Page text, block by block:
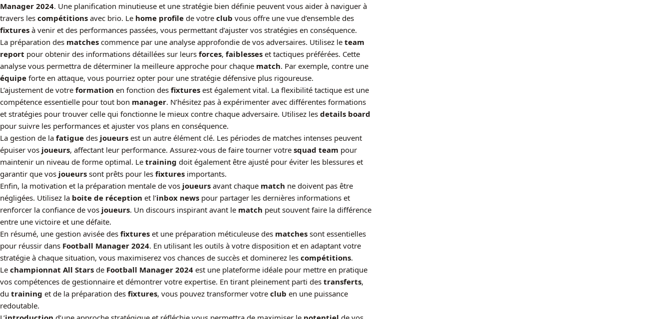
Manager 2024. Une planification minutieuse et une stratégie bien définie peuvent vous aider à naviguer à
travers les compétitions avec brio. Le home profile de votre club vous offre une vue d’ensemble des
fixtures à venir et des performances passées, vous permettant d’ajuster vos stratégies en conséquence.
La préparation des matches commence par une analyse approfondie de vos adversaires. Utilisez le team
report pour obtenir des informations détaillées sur leurs forces, faiblesses et tactiques préférées. Cette
analyse vous permettra de déterminer la meilleure approche pour chaque match. Par exemple, contre une
équipe forte en attaque, vous pourriez opter pour une stratégie défensive plus rigoureuse.
L’ajustement de votre formation en fonction des fixtures est également vital. La flexibilité tactique est une
compétence essentielle pour tout bon manager. N’hésitez pas à expérimenter avec différentes formations
et stratégies pour trouver celle qui fonctionne le mieux contre chaque adversaire. Utilisez les details board
pour suivre les performances et ajuster vos plans en conséquence.
La gestion de la fatigue des joueurs est un autre élément clé. Les périodes de matches intenses peuvent
épuiser vos joueurs, affectant leur performance. Assurez-vous de faire tourner votre squad team pour
maintenir un niveau de forme optimal. Le training doit également être ajusté pour éviter les blessures et
garantir que vos joueurs sont prêts pour les fixtures importants.
Enfin, la motivation et la préparation mentale de vos joueurs avant chaque match ne doivent pas être
négligées. Utilisez la boite de réception et l’inbox news pour partager les dernières informations et
renforcer la confiance de vos joueurs. Un discours inspirant avant le match peut souvent faire la différence
entre une victoire et une défaite.
En résumé, une gestion avisée des fixtures et une préparation méticuleuse des matches sont essentielles
pour réussir dans Football Manager 2024. En utilisant les outils à votre disposition et en adaptant votre
stratégie à chaque situation, vous maximiserez vos chances de succès et dominerez les compétitions.
Le championnat All Stars de Football Manager 2024 est une plateforme idéale pour mettre en pratique
vos compétences de gestionnaire et démontrer votre expertise. En tirant pleinement parti des transferts,
du training et de la préparation des fixtures, vous pouvez transformer votre club en une puissance
redoutable.